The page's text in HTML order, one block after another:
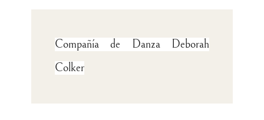
Compañía de Danza Deborah
Colker